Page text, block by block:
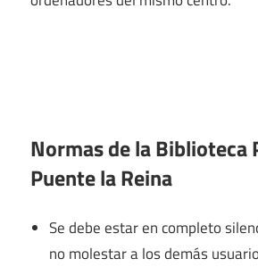
Normas de la Biblioteca
Puente la Reina
Se debe estar en completo
no molestar a los demás